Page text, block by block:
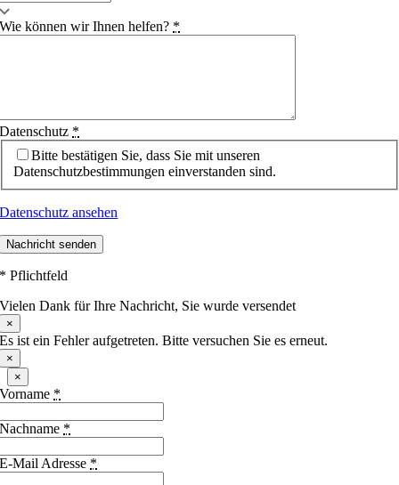
Wie können wir Ihnen helfen? *
Datenschutz *
Bitte bestätigen Sie, dass Sie mit unseren
Datenschutzbestimmungen einverstanden sind.
Datenschutz ansehen
Nachricht senden
* Pflichtfeld
Vielen Dank für Ihre Nachricht, Sie wurde versendet
×
Es ist ein Fehler aufgetreten. Bitte versuchen Sie es erneut.
×
×
Vorname *
Nachname *
E-Mail Adresse *